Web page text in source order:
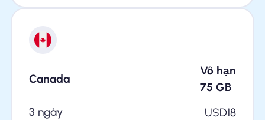
Canada
Vô hạn
75 GB
3 ngày
USD18